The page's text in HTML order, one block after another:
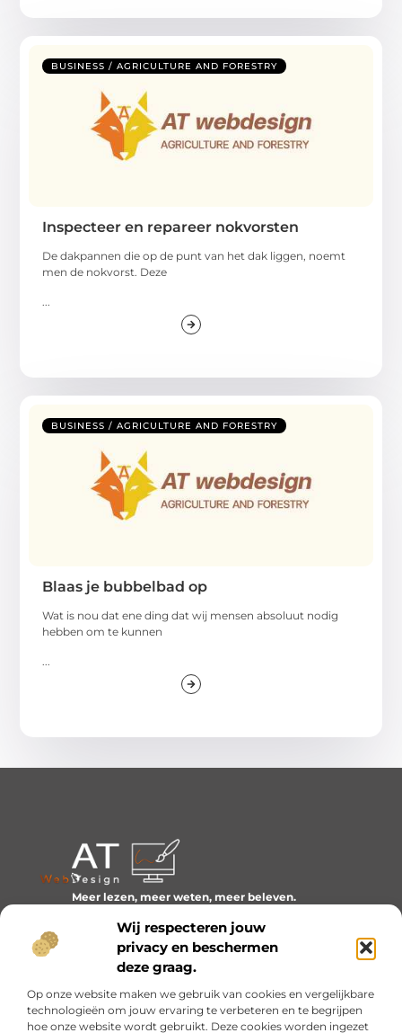
Wij respecteren jouw
privacy en beschermen
deze graag.
Op onze website maken we gebruik van cookies en vergelijkbare
technologieën om jouw ervaring te verbeteren en te begrijpen
hoe onze website wordt gebruikt. Deze cookies worden ingezet
BUSINESS / AGRICULTURE AND FORESTRY
Inspecteer en repareer nokvorsten
De dakpannen die op de punt van het dak liggen, noemt
men de nokvorst. Deze
BUSINESS / AGRICULTURE AND FORESTRY
Blaas je bubbelbad op
Wat is nou dat ene ding dat wij mensen absoluut nodig
hebben om te kunnen
Meer lezen, meer weten, meer beleven.
het dagelijks leven boeiend maakt.
Bericht categorie